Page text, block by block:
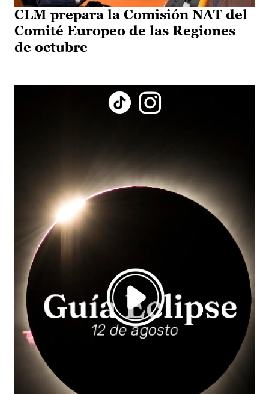
CLM prepara la Comisión NAT del
Comité Europeo de las Regiones
de octubre